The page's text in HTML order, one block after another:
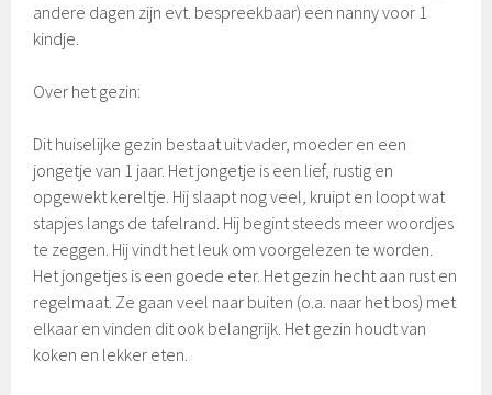
andere dagen zijn evt. bespreekbaar) een nanny voor 1
kindje.
Over het gezin:
Dit huiselijke gezin bestaat uit vader, moeder en een
jongetje van 1 jaar. Het jongetje is een lief, rustig en
opgewekt kereltje. Hij slaapt nog veel, kruipt en loopt wat
stapjes langs de tafelrand. Hij begint steeds meer woordjes
te zeggen. Hij vindt het leuk om voorgelezen te worden.
Het jongetjes is een goede eter. Het gezin hecht aan rust en
regelmaat. Ze gaan veel naar buiten (o.a. naar het bos) met
elkaar en vinden dit ook belangrijk. Het gezin houdt van
koken en lekker eten.